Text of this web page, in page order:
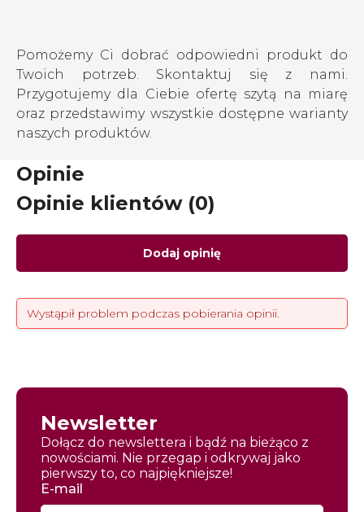
Pomożemy Ci dobrać odpowiedni produkt do
Twoich potrzeb. Skontaktuj się z nami.
Przygotujemy dla Ciebie ofertę szytą na miarę
oraz przedstawimy wszystkie dostępne warianty
naszych produktów.
Opinie
Opinie klientów (0)
Dodaj opinię
Wystąpił problem podczas pobierania opinii.
Newsletter
Dołącz do newslettera i bądź na bieżąco z
nowościami. Nie przegap i odkrywaj jako
pierwszy to, co najpiękniejsze!
E-mail